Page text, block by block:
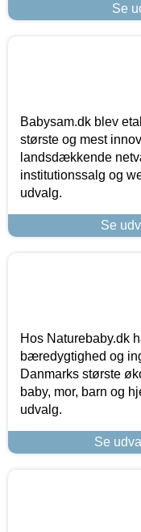
Se
Babysam.dk blev
største og mest
landsdækkende
institutionssalg og
udvalg.
Se
Hos Naturebaby.dk
bæredygtighed og
Danmarks største
baby, mor, barn og
udvalg.
Se